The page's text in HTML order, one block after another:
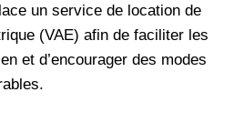
un service de location de
(VAE) afin de faciliter les
et d’encourager des modes